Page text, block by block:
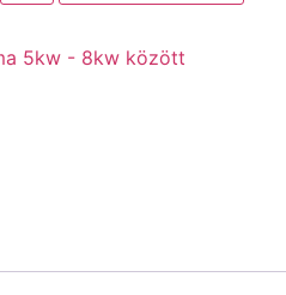
5kw - 8kw között